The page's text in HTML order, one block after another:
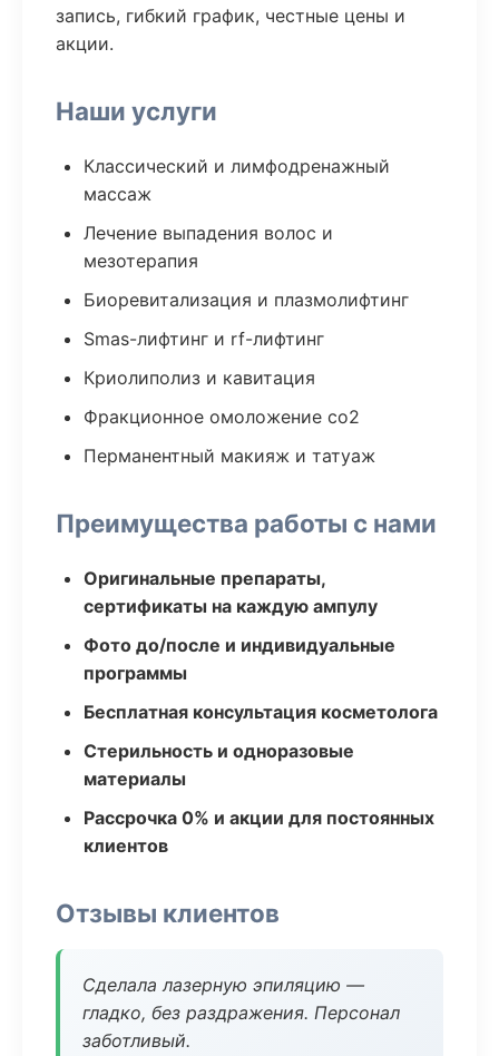
запись, гибкий график, честные цены и
акции.
Наши услуги
Классический и лимфодренажный
массаж
Лечение выпадения волос и
мезотерапия
Биоревитализация и плазмолифтинг
Smas-лифтинг и rf-лифтинг
Криолиполиз и кавитация
Фракционное омоложение co2
Перманентный макияж и татуаж
Преимущества работы с нами
Оригинальные препараты,
сертификаты на каждую ампулу
Фото до/после и индивидуальные
программы
Бесплатная консультация косметолога
Стерильность и одноразовые
материалы
Рассрочка 0% и акции для постоянных
клиентов
Отзывы клиентов
Сделала лазерную эпиляцию —
гладко, без раздражения. Персонал
заботливый.